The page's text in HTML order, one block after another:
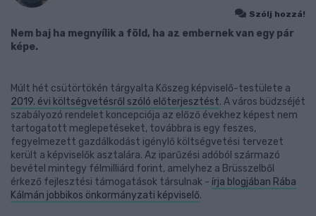
Szólj hozzá!
Nem baj ha megnyílik a föld, ha az embernek van egy pár
képe.
Múlt hét csütörtökén tárgyalta Kőszeg képviselő-testülete a
2019. évi költségvetésről szóló előterjesztést. A város büdzséjét
szabályozó rendelet koncepciója az előző évekhez képest nem
tartogatott meglepetéseket, továbbra is egy feszes,
fegyelmezett gazdálkodást igénylő költségvetési tervezet
került a képviselők asztalára. Az iparűzési adóból származó
bevétel mintegy félmilliárd forint, amelyhez a Brüsszelből
érkező fejlesztési támogatások társulnak - írja blogjában Rába
Kálmán jobbikos önkormányzati képviselő.